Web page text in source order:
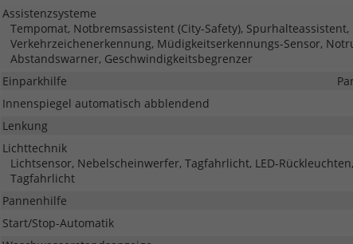
Assistenzsysteme
Tempomat, Notbremsassistent (City-Safety), Spurhalteassistent,
Verkehrzeichenerkennung, Müdigkeitserkennungs-Sensor,
Abstandswarner, Geschwindigkeitsbegrenzer
Einparkhilfe
Innenspiegel automatisch abblendend
Lenkung
Lichttechnik
Lichtsensor, Nebelscheinwerfer, Tagfahrlicht, LED-
Tagfahrlicht
Pannenhilfe
Start/Stop-Automatik